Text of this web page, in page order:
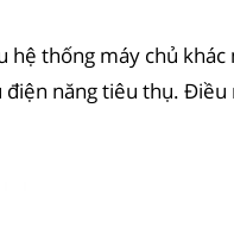
hệ thống máy chủ khác
năng tiêu thụ. Điều